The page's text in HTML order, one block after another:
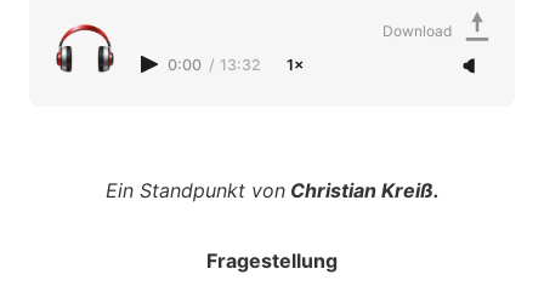
0:00 / 13:32 1×
Download
Ein Standpunkt vonChristian Kreiß.
Fragestellung